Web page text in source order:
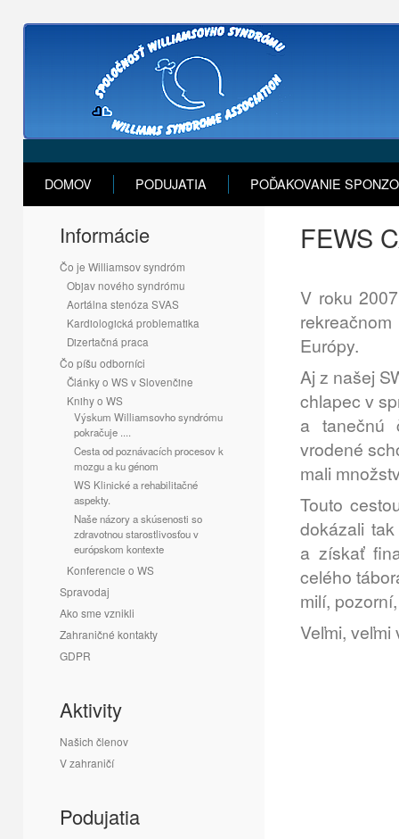
DOMOV PODUJATIA POĎAKOVANIE
Informácie
Čo je Williamsov syndróm
Objav nového syndrómu
Aortálna stenóza SVAS
Kardiologická problematika
Dizertačná praca
Čo píšu odborníci
Články o WS v Slovenčine
Knihy o WS
Výskum Williamsovho syndrómu
pokračuje ....
Cesta od poznávacích procesov k
mozgu a ku génom
WS Klinické a rehabilitačné
aspekty.
Naše názory a skúsenosti so
zdravotnou starostlivosťou v
európskom kontexte
Konferencie o WS
Spravodaj
Ako sme vznikli
Zahraničné kontakty
GDPR
Aktivity
Našich členov
V zahraničí
Podujatia
FEWS
V roku
Európy.
Aj z našej
chlapec v
a tanečnú
vrodené
mali
Touto
dokázali
a získať
celého
milí,
Veľmi, veľmi